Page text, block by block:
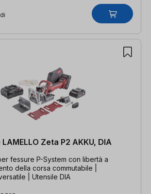
Zeta P2 AKKU, DIA
fessure P-System con libertà a
della corsa commutabile |
| Utensile DIA